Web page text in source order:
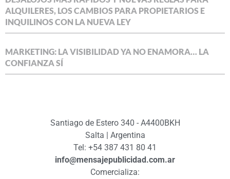
ALQUILERES, LOS CAMBIOS PARA PROPIETARIOS E
INQUILINOS CON LA NUEVA LEY
MARKETING: LA VISIBILIDAD YA NO ENAMORA… LA
CONFIANZA SÍ
Santiago de Estero 340 - A4400BKH
Salta | Argentina
Tel: +54 387 431 80 41
info@mensajepublicidad.com.ar
Comercializa: